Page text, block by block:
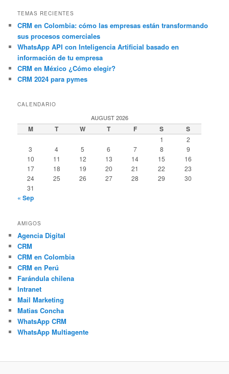
TEMAS RECIENTES
CRM en Colombia: cómo las empresas están transformando
sus procesos comerciales
WhatsApp API con Inteligencia Artificial basado en
información de tu empresa
CRM en México ¿Cómo elegir?
CRM 2024 para pymes
CALENDARIO
AUGUST 2026
M T W T F S S
1
2
3
4 5 6 7 8
9
10
11 12 13 14 15
16
17
18 19 20 21 22
23
24
25 26 27 28 29
30
31
« Sep
AMIGOS
Agencia Digital
CRM
CRM en Colombia
CRM en Perú
Farándula chilena
Intranet
Mail Marketing
Matias Concha
WhatsApp CRM
WhatsApp Multiagente